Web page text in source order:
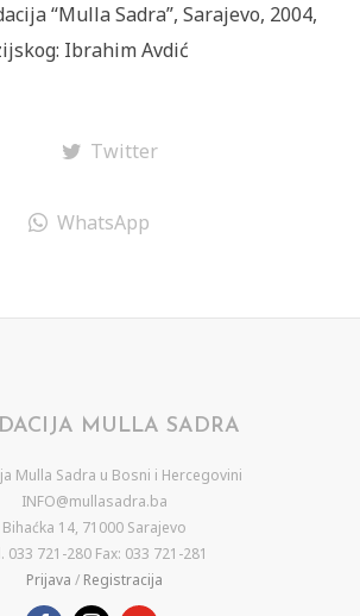
“Mulla Sadra”, Sarajevo, 2004,
Ibrahim Avdić
Twitter
WhatsApp
MULLA SADRA
Mulla Sadra u Bosni i Hercegovini
INFO@mullasadra.ba
Bihaćka 14, 71000 Sarajevo
033 721-280 Fax: 033 721-281
Prijava / Registracija